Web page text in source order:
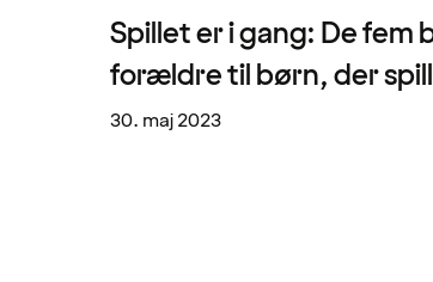
Spillet er i gang: De fem
forældre til børn, der
30. maj 2023